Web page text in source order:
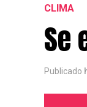
CLIMA
Se
Publicado